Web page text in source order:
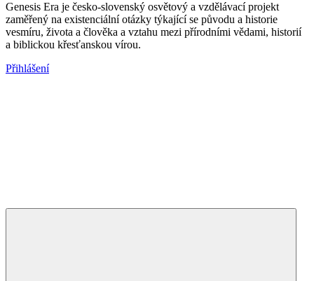
Genesis Era je česko-slovenský osvětový a vzdělávací projekt
zaměřený na existenciální otázky týkající se původu a historie
vesmíru, života a člověka a vztahu mezi přírodními vědami, historií
a biblickou křesťanskou vírou.
Přihlášení